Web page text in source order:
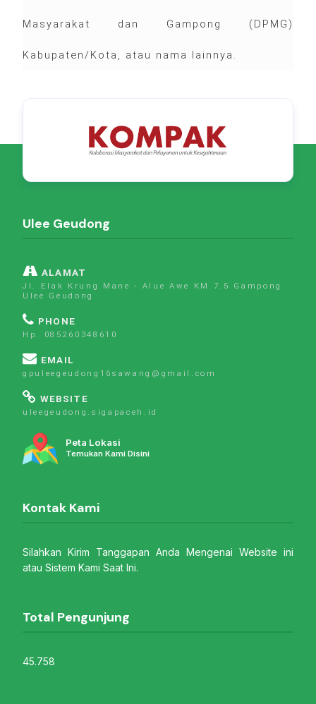
Masyarakat dan Gampong (DPMG)
Kabupaten/Kota, atau nama lainnya.
Ulee Geudong
ALAMAT
Jl. Elak Krung Mane - Alue Awe KM 7.5 Gampong
Ulee Geudong
PHONE
Hp. 085260348610
EMAIL
gpuleegeudong16sawang@gmail.com
WEBSITE
uleegeudong.sigapaceh.id
Peta Lokasi
Temukan Kami Disini
Kontak Kami
Silahkan Kirim Tanggapan Anda Mengenai Website ini
atau Sistem Kami Saat Ini.
Total Pengunjung
45.758